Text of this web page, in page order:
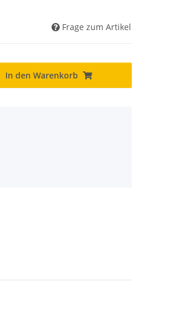
Frage zum Artikel
In den Warenkorb